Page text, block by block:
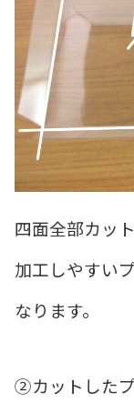
四面全部カッ
加工しやすい
なります。
②カットした